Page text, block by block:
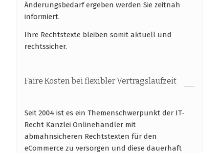
Änderungsbedarf ergeben werden Sie zeitnah
informiert.
Ihre Rechtstexte bleiben somit aktuell und
rechtssicher.
Faire Kosten bei flexibler Vertragslaufzeit
Seit 2004 ist es ein Themenschwerpunkt der IT-
Recht Kanzlei Onlinehändler mit
abmahnsicheren Rechtstexten für den
eCommerce zu versorgen und diese dauerhaft